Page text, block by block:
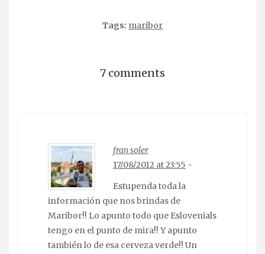
Tags: maribor
7 comments
fran soler
17/08/2012 at 23:55 -
Estupenda toda la
información que nos brindas de
Maribor!! Lo apunto todo que Eslovenials
tengo en el punto de mira!! Y apunto
también lo de esa cerveza verde!! Un